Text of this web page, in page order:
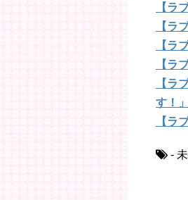
【ラ
【ラ
【ラ
【ラ
【ラ
す！」
【ラ
-